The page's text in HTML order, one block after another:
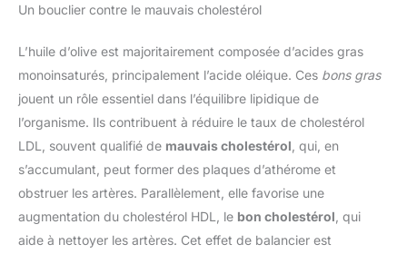
Un bouclier contre le mauvais cholestérol
L’huile d’olive est majoritairement composée d’acides gras
monoinsaturés, principalement l’acide oléique. Ces bons gras
jouent un rôle essentiel dans l’équilibre lipidique de
l’organisme. Ils contribuent à réduire le taux de cholestérol
LDL, souvent qualifié de mauvais cholestérol , qui, en
s’accumulant, peut former des plaques d’athérome et
obstruer les artères. Parallèlement, elle favorise une
augmentation du cholestérol HDL, le bon cholestérol , qui
aide à nettoyer les artères. Cet effet de balancier est